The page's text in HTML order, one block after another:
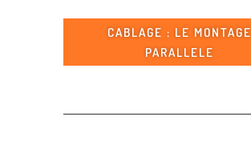
CABLAGE : LE MONTAGE
PARALLELE